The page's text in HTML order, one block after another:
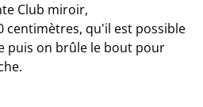
Club miroir,
centimètres, qu'il est possible
puis on brûle le bout pour